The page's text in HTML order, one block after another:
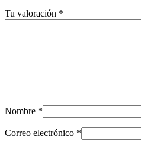
Tu valoración *
Nombre *
Correo electrónico *